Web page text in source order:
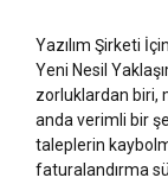
Yazılım Şirketi
Yeni Nesil
zorluklardan biri,
anda verimli bir
taleplerin
faturalandırma